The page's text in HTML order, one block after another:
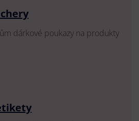
dárkové poukazy na produkty